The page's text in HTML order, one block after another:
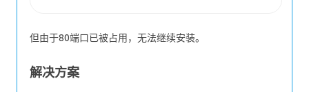
但由于80端口已被占用，无法继续安装。
解决方案